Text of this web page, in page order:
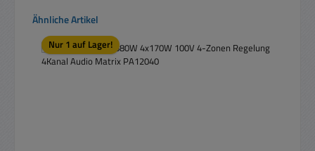
Produktgalerie überspringen
Ähnliche Artikel
Nur 1 auf Lager!